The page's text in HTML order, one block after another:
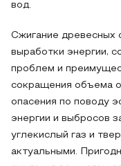
вод.
Сжигание древесных
выработки энергии,
проблем и
сокращения объема
опасения по поводу
энергии и выбросов
углекислый газ и
актуальными.